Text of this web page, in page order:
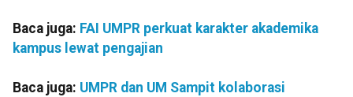
Baca juga: FAI UMPR perkuat karakter akademika
kampus lewat pengajian
Baca juga: UMPR dan UM Sampit kolaborasi